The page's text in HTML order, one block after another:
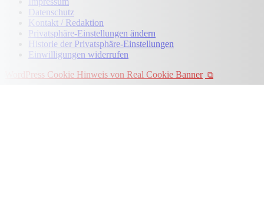
Datenschutz
Kontakt / Redaktion
Privatsphäre-Einstellungen ändern
Historie der Privatsphäre-Einstellungen
Einwilligungen widerrufen
WordPress Cookie Hinweis von Real Cookie Banner